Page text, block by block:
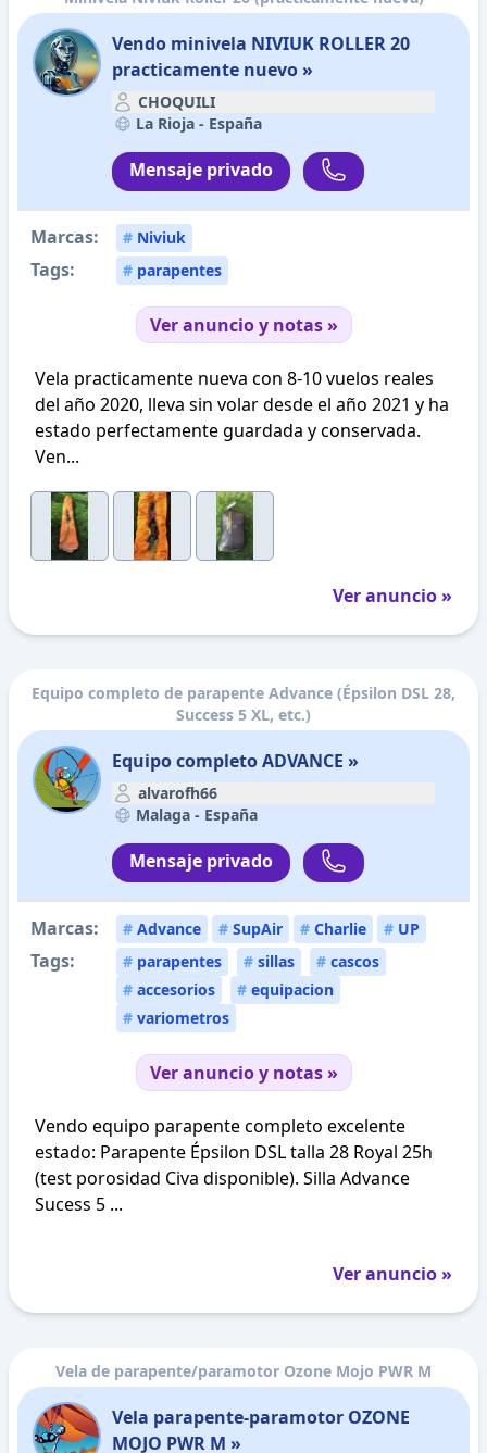
Vendo minivela NIVIUK ROLLER 20
practicamente nuevo »
CHOQUILI
La Rioja - España
Mensaje privado
Marcas: # Niviuk
Tags: # parapentes
Ver anuncio y notas »
Vela practicamente nueva con 8-10 vuelos reales
del año 2020, lleva sin volar desde el año 2021 y ha
estado perfectamente guardada y conservada.
Ven...
Ver anuncio »
Equipo completo de parapente Advance (Épsilon DSL 28,
Success 5 XL, etc.)
Equipo completo ADVANCE »
alvarofh66
Malaga - España
Mensaje privado
Marcas: # Advance # SupAir # Charlie # UP
Tags: # parapentes # sillas # cascos
# accesorios # equipacion
# variometros
Ver anuncio y notas »
Vendo equipo parapente completo excelente
estado: Parapente Épsilon DSL talla 28 Royal 25h
(test porosidad Civa disponible). Silla Advance
Sucess 5 ...
Ver anuncio »
Vela de parapente/paramotor Ozone Mojo PWR M
Vela parapente-paramotor OZONE
MOJO PWR M »